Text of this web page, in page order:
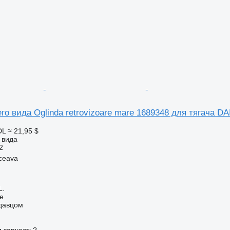
вида Oglinda retrovizoare mare 1689348 для тягача
≈ 21,95 $